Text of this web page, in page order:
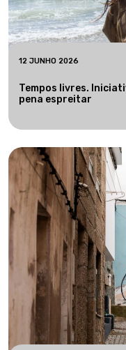
12 JUNHO 2026
Tempos livres.
pena espreitar